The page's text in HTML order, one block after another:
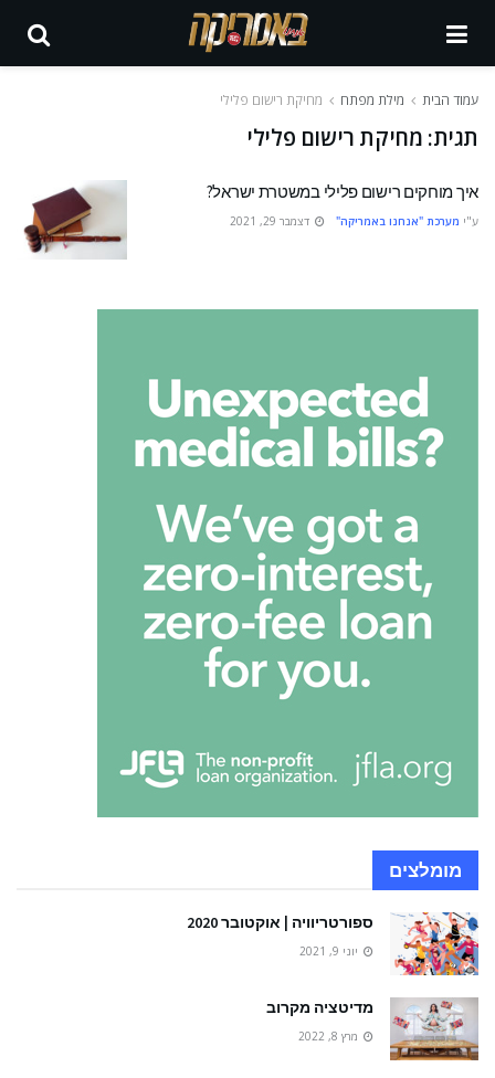
עמוד הבית מילת מפתח מחיקת רישום פלילי
תגית: מחיקת רישום פלילי
איך מוחקים רישום פלילי במשטרת ישראל?
ע"י מערכת "אנחנו באמריקה" דצמבר 29, 2021
מומלצים
ספורטריוויה | אוקטובר 2020
יוני 9, 2021
מדיטציה מקרוב
מרץ 8, 2022